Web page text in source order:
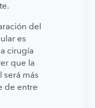
del
es
cirugía
que la
más
de entre